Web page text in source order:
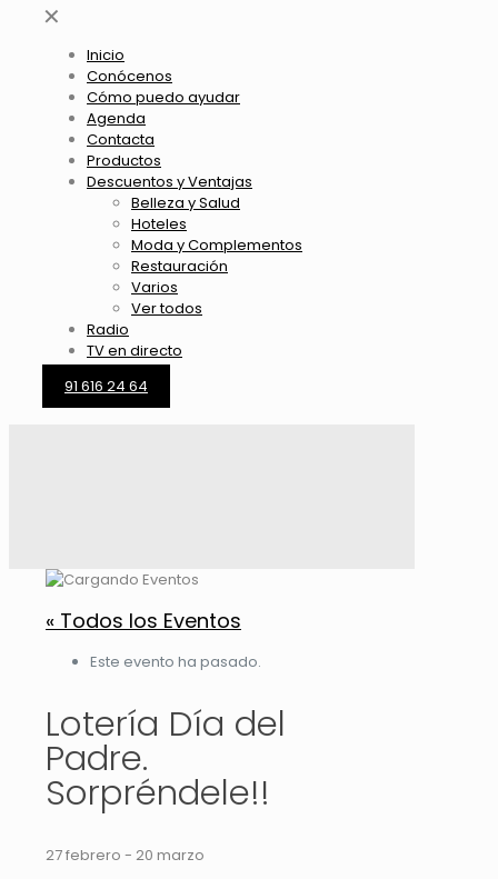
✕
Inicio
Conócenos
Cómo puedo ayudar
Agenda
Contacta
Productos
Descuentos y Ventajas
Belleza y Salud
Hoteles
Moda y Complementos
Restauración
Varios
Ver todos
Radio
TV en directo
91 616 24 64
« Todos los Eventos
Este evento ha pasado.
Lotería Día del
Padre.
Sorpréndele!!
27 febrero - 20 marzo